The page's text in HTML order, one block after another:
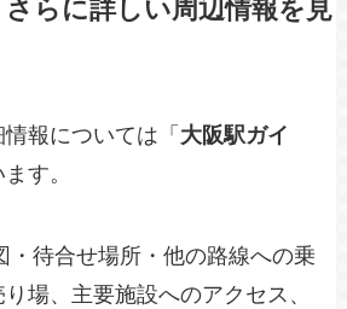
らに詳しい周辺情報を見
報については「 大阪駅ガイ
す。
・待合せ場所・他の路線への乗
場、主要施設へのアクセス、